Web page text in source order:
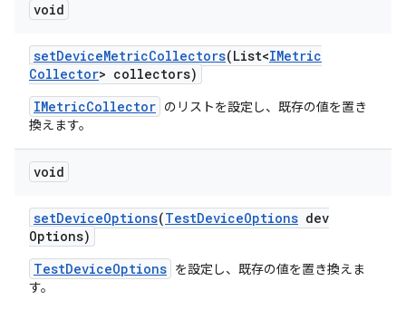
void
setDeviceMetricCollectors(List<IMetric
Collector> collectors)
IMetricCollector のリストを設定し、既存の値を置き
換えます。
void
setDeviceOptions(TestDeviceOptions dev
Options)
TestDeviceOptions を設定し、既存の値を置き換えま
す。